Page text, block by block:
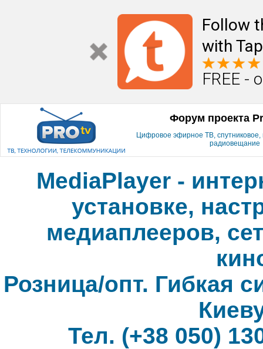
Follow
with
FREE -
Форум проекта
Цифровое эфирное ТВ, спутниковое,
радиовещание
MediaPlayer -
установке,
медиаплееров,
Розница/опт. Гибкая
Тел. (+38 050)